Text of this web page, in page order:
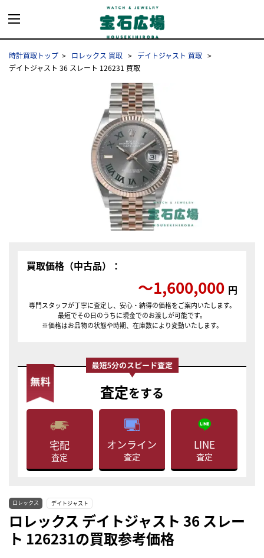
時計買取トップ ロレックス 買取
デイトジャスト 買取
デイトジャスト 36 スレート 126231 買取
買取価格（中古品）：
〜1,600,000 円
専門スタッフが丁寧に査定し、安心・納得の価格をご案内いたします。
最短でその日のうちに現金でのお渡しが可能です。
※価格はお品物の状態や時期、在庫数により変動いたします。
査定をする
宅配
査定
オンライン
査定
LINE
査定
ロレックス デイトジャスト
ロレックス デイトジャスト 36 スレー
ト 126231の買取参考価格